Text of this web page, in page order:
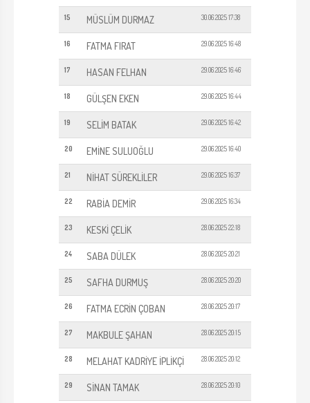
15 MÜSLÜM DURMAZ 30.06.2025 17:38
16 FATMA FIRAT 29.06.2025 16:48
17 HASAN FELHAN 29.06.2025 16:46
18 GÜLŞEN EKEN 29.06.2025 16:44
19 SELİM BATAK 29.06.2025 16:42
20 EMİNE SULUOĞLU 29.06.2025 16:40
21 NİHAT SÜREKLİLER 29.06.2025 16:37
22 RABİA DEMİR 29.06.2025 16:34
23 KESKİ ÇELİK 28.06.2025 22:18
24 SABA DÜLEK 28.06.2025 20:21
25 SAFHA DURMUŞ 28.06.2025 20:20
26 FATMA ECRİN ÇOBAN 28.06.2025 20:17
27 MAKBULE ŞAHAN 28.06.2025 20:15
28 MELAHAT KADRİYE İPLİKÇİ 28.06.2025 20:12
29 SİNAN TAMAK 28.06.2025 20:10